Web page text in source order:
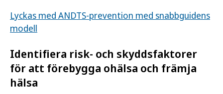
Lyckas med ANDTS-prevention med snabbguidens
modell
Identifiera risk- och skyddsfaktorer
för att förebygga ohälsa och främja
hälsa